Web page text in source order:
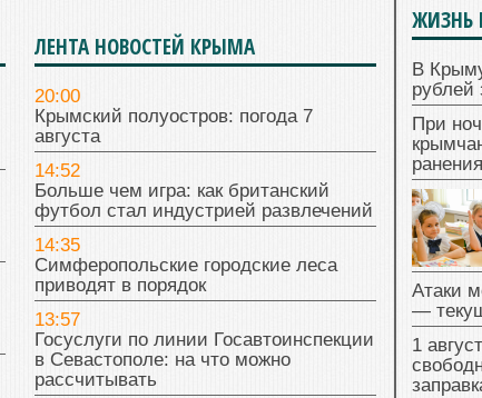
ЛЕНТА НОВОСТЕЙ КРЫМА
20:00
Крымский полуостров: погода 7
августа
14:52
Больше чем игра: как британский
футбол стал индустрией развлечений
14:35
Симферопольские городские леса
приводят в порядок
13:57
Госуслуги по линии Госавтоинспекции
в Севастополе: на что можно
рассчитывать
ЖИЗНЬ
В
рублей
При
ранения
Атаки
—
1